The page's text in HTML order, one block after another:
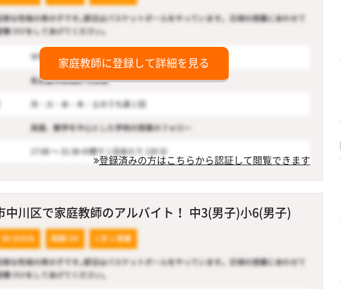
家庭教師に登録して詳細を見る
登録済みの方はこちらから認証して閲覧できます
中川区で家庭教師のアルバイト！ 中3(男子)小6(男子)